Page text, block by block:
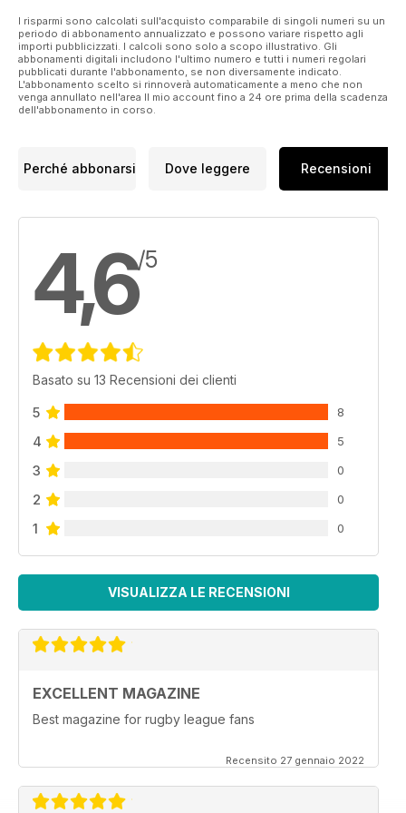
I risparmi sono calcolati sull'acquisto comparabile di singoli numeri su un
periodo di abbonamento annualizzato e possono variare rispetto agli
importi pubblicizzati. I calcoli sono solo a scopo illustrativo. Gli
abbonamenti digitali includono l'ultimo numero e tutti i numeri regolari
pubblicati durante l'abbonamento, se non diversamente indicato.
L'abbonamento scelto si rinnoverà automaticamente a meno che non
venga annullato nell'area Il mio account fino a 24 ore prima della scadenza
dell'abbonamento in corso.
Perché abbonarsi Dove leggere Recensioni
4,6/5
Basato su 13 Recensioni dei clienti
5 8
4 5
3 0
2 0
1 0
VISUALIZZA LE RECENSIONI
EXCELLENT MAGAZINE
Best magazine for rugby league fans
Recensito 27 gennaio 2022